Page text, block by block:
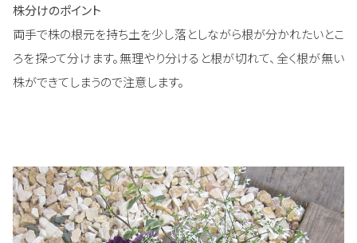
株分けのポイント
両手で株の根元を持ち土を少し落としながら根が分かれたいとこ
ろを探って分けます。無理やり分けると根が切れて、全く根が無い
株ができてしまうので注意します。